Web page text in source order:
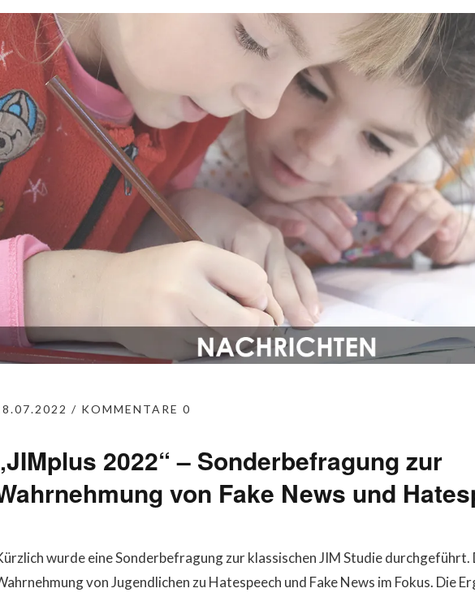
KOMMENTARE 0
2022“ – Sonderbefragung zur
von Fake News und
wurde eine Sonderbefragung zur klassischen JIM Studie durchgeführt.
von Jugendlichen zu Hatespeech und Fake News im Fokus. Die